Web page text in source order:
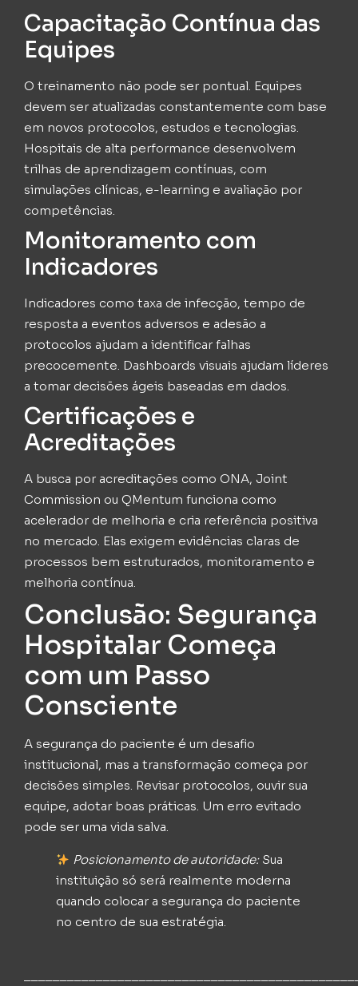
Capacitação Contínua das
Equipes
O treinamento não pode ser pontual. Equipes
devem ser atualizadas constantemente com base
em novos protocolos, estudos e tecnologias.
Hospitais de alta performance desenvolvem
trilhas de aprendizagem contínuas, com
simulações clínicas, e-learning e avaliação por
competências.
Monitoramento com
Indicadores
Indicadores como taxa de infecção, tempo de
resposta a eventos adversos e adesão a
protocolos ajudam a identificar falhas
precocemente. Dashboards visuais ajudam líderes
a tomar decisões ágeis baseadas em dados.
Certificações e
Acreditações
A busca por acreditações como ONA, Joint
Commission ou QMentum funciona como
acelerador de melhoria e cria referência positiva
no mercado. Elas exigem evidências claras de
processos bem estruturados, monitoramento e
melhoria contínua.
Conclusão: Segurança
Hospitalar Começa
com um Passo
Consciente
A segurança do paciente é um desafio
institucional, mas a transformação começa por
decisões simples. Revisar protocolos, ouvir sua
equipe, adotar boas práticas. Um erro evitado
pode ser uma vida salva.
Posicionamento de autoridade:Sua
instituição só será realmente moderna
quando colocar a segurança do paciente
no centro de sua estratégia.